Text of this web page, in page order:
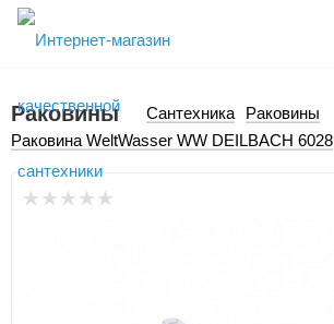
Раковины Сантехника
Раковины
Раковина WeltWasser WW DEILBACH 6028